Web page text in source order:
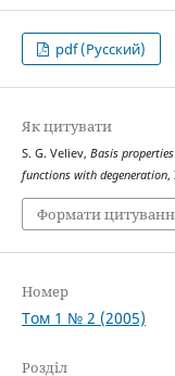
pdf (Русский)
Як цитувати
S. G. Veliev, Basis
functions with degeneration,
Формати
Номер
Том 1 № 2 (2005)
Розділ